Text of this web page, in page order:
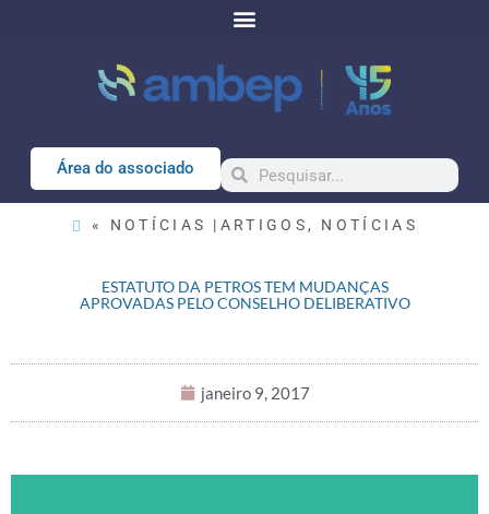
Área do associado
« NOTÍCIAS | ARTIGOS , NOTÍCIAS
ESTATUTO DA PETROS TEM MUDANÇAS
APROVADAS PELO CONSELHO DELIBERATIVO
janeiro 9, 2017